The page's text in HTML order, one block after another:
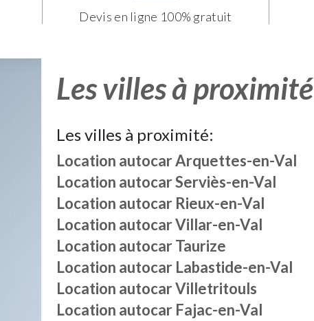
Devis en ligne 100% gratuit
Les villes à proximité
Les villes à proximité:
Location autocarArquettes-en-Val
Location autocarServiès-en-Val
Location autocar Rieux-en-Val
Location autocarVillar-en-Val
Location autocarTaurize
Location autocar Labastide-en-Val
Location autocarVilletritouls
Location autocar Fajac-en-Val